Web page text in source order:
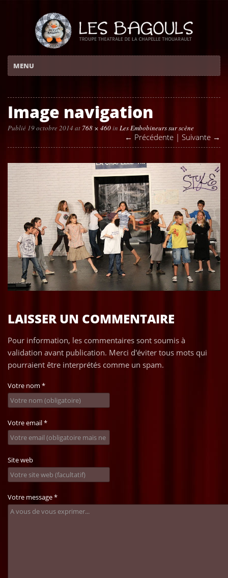
Image navigation
Publié 19 octobre 2014 at 768 × 460in Les Embobineurs sur scène
← Précédente | Suivante →
LAISSER UN COMMENTAIRE
Pour information, les commentaires sont soumis à
validation avant publication. Merci d'éviter tous mots qui
pourraient être interprétés comme un spam.
Votre nom *
Votre email*
Site web
Votre message*